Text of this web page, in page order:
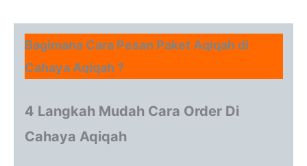
Bagimana Cara Pesan Paket Aqiqah di
Cahaya Aqiqah ?
4 Langkah Mudah Cara Order Di
Cahaya Aqiqah